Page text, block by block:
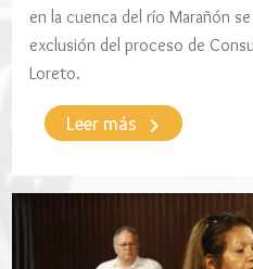
en la cuenca del río Marañón
exclusión del proceso de
Loreto.
Leer más keyboard_arrow_right